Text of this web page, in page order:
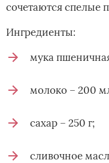
сочетаются спелые
Ингредиенты:
мука
молоко – 200
сахар – 250 г;
сливочное